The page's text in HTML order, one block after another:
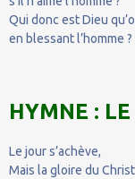
Qui donc est Dieu
en blessant l’homme ?
HYMNE : LE
Le jour s’achève,
Mais la gloire du Christ